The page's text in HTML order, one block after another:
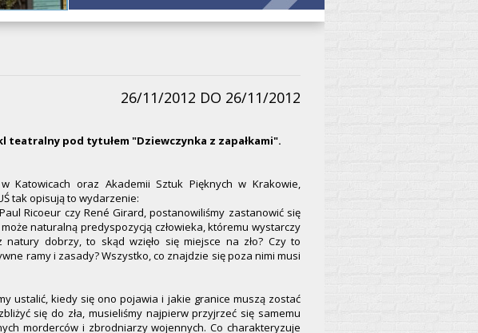
26/11/2012 DO 26/11/2012
teatralny pod tytułem "Dziewczynka z zapałkami".
Katowicach oraz Akademii Sztuk Pięknych w Krakowie,
tak opisują to wydarzenie:
Ricoeur czy René Girard, postanowiliśmy zastanowić się
naturalną predyspozycją człowieka, któremu wystarczy
dobrzy, to skąd wzięło się miejsce na zło? Czy to
ramy i zasady? Wszystko, co znajdzie się poza nimi musi
ustalić, kiedy się ono pojawia i jakie granice muszą zostać
się do zła, musieliśmy najpierw przyjrzeć się samemu
morderców i zbrodniarzy wojennych. Co charakteryzuje